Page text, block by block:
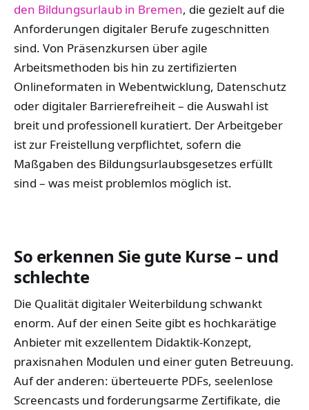
den Bildungsurlaub in Bremen, die gezielt auf die
Anforderungen digitaler Berufe zugeschnitten
sind. Von Präsenzkursen über agile
Arbeitsmethoden bis hin zu zertifizierten
Onlineformaten in Webentwicklung, Datenschutz
oder digitaler Barrierefreiheit – die Auswahl ist
breit und professionell kuratiert. Der Arbeitgeber
ist zur Freistellung verpflichtet, sofern die
Maßgaben des Bildungsurlaubsgesetzes erfüllt
sind – was meist problemlos möglich ist.
So erkennen Sie gute Kurse – und
schlechte
Die Qualität digitaler Weiterbildung schwankt
enorm. Auf der einen Seite gibt es hochkarätige
Anbieter mit exzellentem Didaktik-Konzept,
praxisnahen Modulen und einer guten Betreuung.
Auf der anderen: überteuerte PDFs, seelenlose
Screencasts und forderungsarme Zertifikate, die